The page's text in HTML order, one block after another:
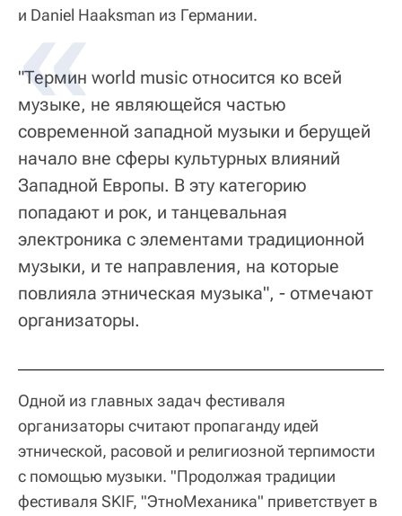
и Daniel Haaksman из Германии.
"Термин world music относится ко всей
музыке, не являющейся частью
современной западной музыки и берущей
начало вне сферы культурных влияний
Западной Европы. В эту категорию
попадают и рок, и танцевальная
электроника с элементами традиционной
музыки, и те направления, на которые
повлияла этническая музыка", - отмечают
организаторы.
Одной из главных задач фестиваля
организаторы считают пропаганду идей
этнической, расовой и религиозной терпимости
с помощью музыки. "Продолжая традиции
фестиваля SKIF, "ЭтноМеханика" приветствует в